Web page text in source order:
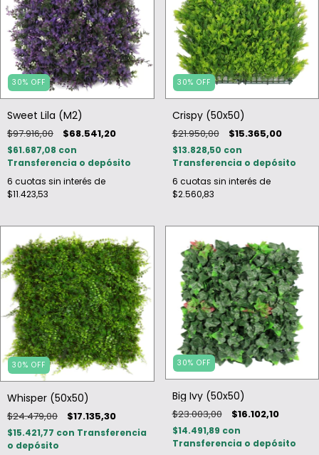
30% OFF
Sweet Lila (M2)
$97.916,00 $68.541,20
$61.687,08 con
Transferencia o depósito
6 cuotas sin interés de
$11.423,53
30% OFF
Crispy (50x50)
$21.950,00 $15.365,00
$13.828,50 con
Transferencia o depósito
6 cuotas sin interés de
$2.560,83
30% OFF
Whisper (50x50)
$24.479,00 $17.135,30
$15.421,77 con Transferencia
o depósito
30% OFF
Big Ivy (50x50)
$23.003,00 $16.102,10
$14.491,89 con
Transferencia o depósito